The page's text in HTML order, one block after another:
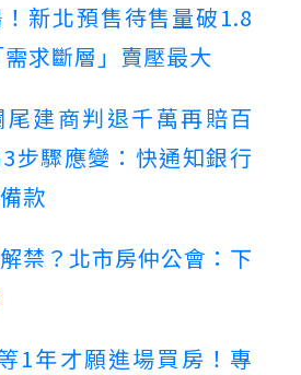
新北預售待售量破1.8
求斷層」賣壓最大
建商判退千萬再賠百
步驟應變：快通知銀行
款
禁？北市房仲公會：下
1年才願進場買房！專